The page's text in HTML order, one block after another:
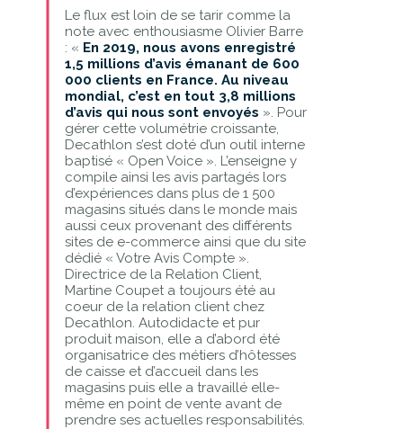
Le flux est loin de se tarir comme la
note avec enthousiasme Olivier Barre
: « En 2019, nous avons enregistré
1,5 millions d’avis émanant de 600
000 clients en France. Au niveau
mondial, c’est en tout 3,8 millions
d’avis qui nous sont envoyés ». Pour
gérer cette volumétrie croissante,
Decathlon s’est doté d’un outil interne
baptisé « Open Voice ». L’enseigne y
compile ainsi les avis partagés lors
d’expériences dans plus de 1 500
magasins situés dans le monde mais
aussi ceux provenant des différents
sites de e-commerce ainsi que du site
dédié « Votre Avis Compte ».
Directrice de la Relation Client,
Martine Coupet a toujours été au
coeur de la relation client chez
Decathlon. Autodidacte et pur
produit maison, elle a d’abord été
organisatrice des métiers d’hôtesses
de caisse et d’accueil dans les
magasins puis elle a travaillé elle-
même en point de vente avant de
prendre ses actuelles responsabilités.